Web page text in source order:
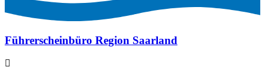
Führerscheinbüro Region Saarland